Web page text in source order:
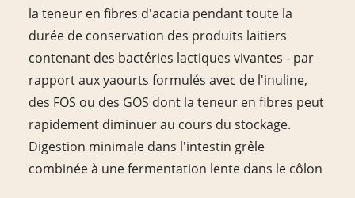
la teneur en fibres d'acacia pendant toute la
durée de conservation des produits laitiers
contenant des bactéries lactiques vivantes - par
rapport aux yaourts formulés avec de l'inuline,
des FOS ou des GOS dont la teneur en fibres peut
rapidement diminuer au cours du stockage.
Digestion minimale dans l'intestin grêle
combinée à une fermentation lente dans le côlon